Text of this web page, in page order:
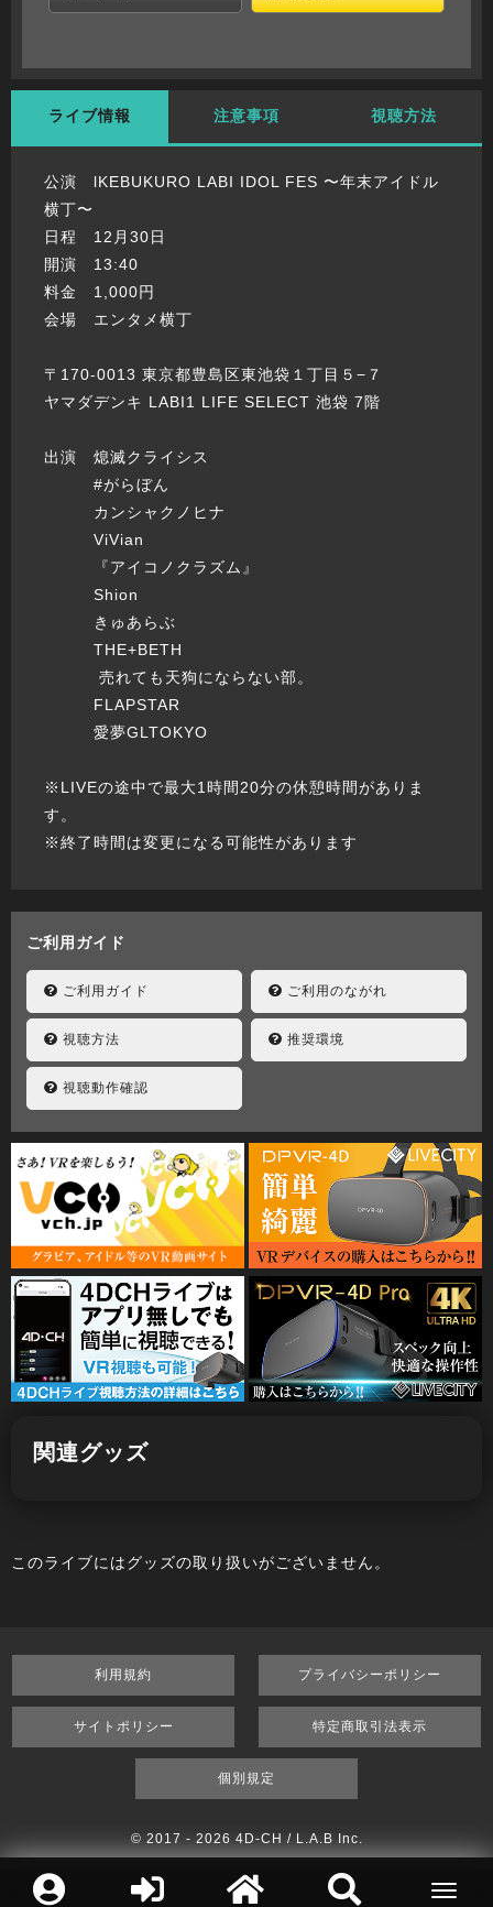
ライブ情報 注意事項 視聴方法
公演 lKEBUKURO LABI IDOL FES 〜年末アイドル
横丁〜
日程 12月30日
開演 13:40
料金 1,000円
会場 エンタメ横丁
〒170-0013 東京都豊島区東池袋１丁目５−７
ヤマダデンキ LABI1 LIFE SELECT 池袋 7階
出演 熄滅クライシス
#がらぼん
カンシャクノヒナ
ViVian
『アイコノクラズム』
Shion
きゅあらぶ
THE+BETH
売れても天狗にならない部。
FLAPSTAR
愛夢GLTOKYO
※LIVEの途中で最大1時間20分の休憩時間がありま
す。
※終了時間は変更になる可能性があります
ご利用ガイド
ご利用ガイド ご利用のながれ
視聴方法 推奨環境
視聴動作確認
関連グッズ
このライブにはグッズの取り扱いがございません。
利用規約 プライバシーポリシー
サイトポリシー 特定商取引法表示
個別規定
© 2017 - 2026 4D-CH / L.A.B Inc.